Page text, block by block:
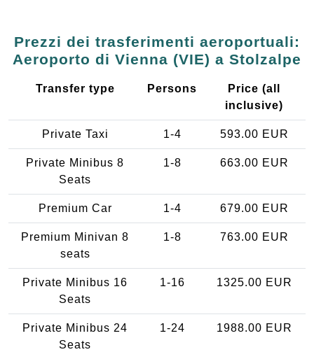
Prezzi dei trasferimenti aeroportuali:
Aeroporto di Vienna (VIE) a Stolzalpe
Transfer type Persons
Price (all
inclusive)
Private Taxi 1-4 593.00 EUR
Private Minibus 8
Seats
1-8 663.00 EUR
Premium Car 1-4 679.00 EUR
Premium Minivan 8
seats
1-8 763.00 EUR
Private Minibus 16
Seats
1-16 1325.00 EUR
Private Minibus 24
Seats
1-24 1988.00 EUR